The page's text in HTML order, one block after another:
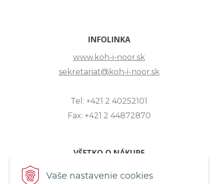
Vaše nastavenie cookies
INFOLINKA
www.koh-i-noor.sk
sekretariat@koh-i-noor.sk
Tel: +421 2 40252101
Fax: +421 2 44872870
VŠETKO O NÁKUPE
ZASLANIE OTÁZKY